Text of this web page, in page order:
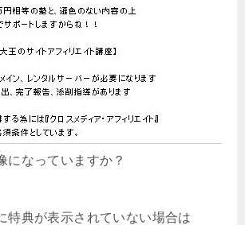
になっていますか？
特典が表示されていない場合は